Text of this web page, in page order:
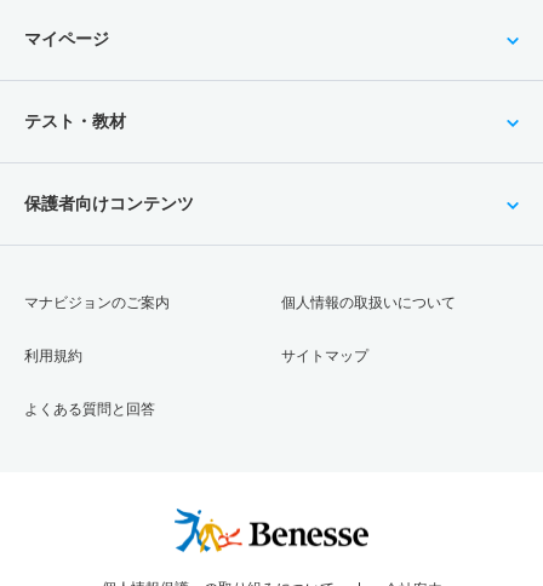
マイページ
テスト・教材
保護者向けコンテンツ
マナビジョンのご案内
利用規約
よくある質問と回答
個人情報の取扱いについて
サイトマップ